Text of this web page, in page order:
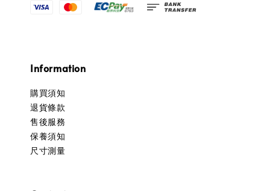
Information
購買須知
退貨條款
售後服務
保養須知
尺寸測量